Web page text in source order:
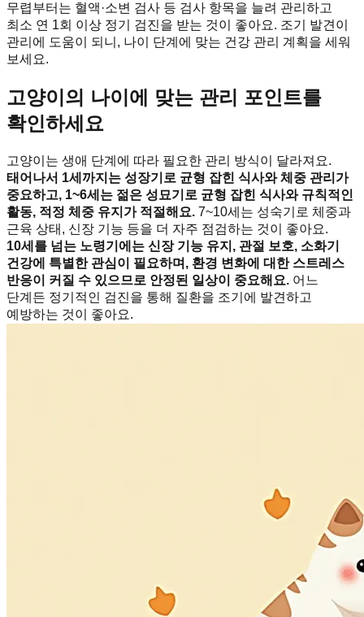
무렵부터는 혈액·소변 검사 등 검사 항목을 늘려 관리하고
최소 연 1회 이상 정기 검진을 받는 것이 좋아요. 조기 발견이
관리에 도움이 되니, 나이 단계에 맞는 건강 관리 계획을 세워
보세요.
고양이의 나이에 맞는 관리 포인트를
확인하세요
고양이는 생애 단계에 따라 필요한 관리 방식이 달라져요.
태어나서 1세까지는 성장기로 균형 잡힌 식사와 체중 관리가
중요하고, 1~6세는 젊은 성묘기로 균형 잡힌 식사와 규칙적인
활동, 적정 체중 유지가 적절해요. 7~10세는 성숙기로 체중과
근육 상태, 신장 기능 등을 더 자주 점검하는 것이 좋아요.
10세를 넘는 노령기에는 신장 기능 유지, 관절 보호, 소화기
건강에 특별한 관심이 필요하며, 환경 변화에 대한 스트레스
반응이 커질 수 있으므로 안정된 일상이 중요해요. 어느
단계든 정기적인 검진을 통해 질환을 조기에 발견하고
예방하는 것이 좋아요.